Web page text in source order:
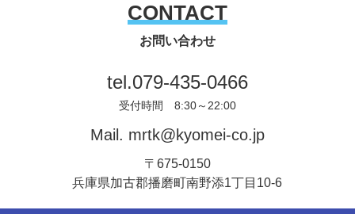
CONTACT
お問い合わせ
tel.079-435-0466
受付時間 8:30～22:00
Mail. mrtk@kyomei-co.jp
〒675-0150
兵庫県加古郡播磨町南野添1丁目10-6